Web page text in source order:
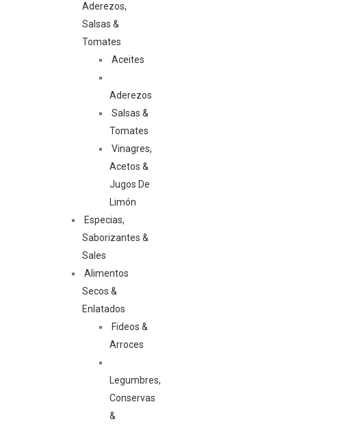
Aderezos,
Salsas &
Tomates
Aceites
Aderezos
Salsas &
Tomates
Vinagres,
Acetos &
Jugos De
Limón
Especias,
Saborizantes &
Sales
Alimentos
Secos &
Enlatados
Fideos &
Arroces
Legumbres,
Conservas
&